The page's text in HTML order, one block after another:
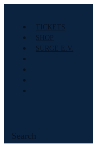
TICKETS
SHOP
SURGE E.V.
Search